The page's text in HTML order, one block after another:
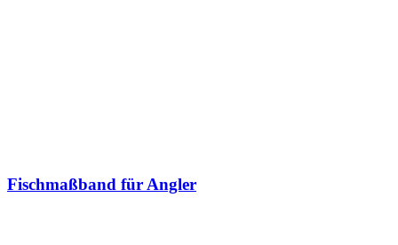
Fischmaßband für Angler